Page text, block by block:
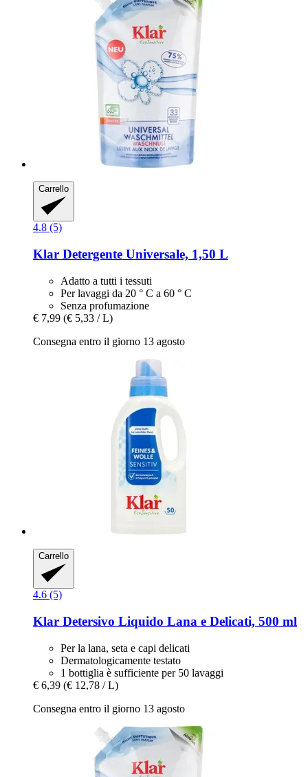
Carrello
4.8 (5)
Klar Detergente Universale, 1,50 L
Adatto a tutti i tessuti
Per lavaggi da 20 ° C a 60 ° C
Senza profumazione
€ 7,99 (€ 5,33 / L)
Consegna entro il giorno 13 agosto
Carrello
4.6 (5)
Klar Detersivo Liquido Lana e Delicati, 500 ml
Per la lana, seta e capi delicati
Dermatologicamente testato
1 bottiglia è sufficiente per 50 lavaggi
€ 6,39 (€ 12,78 / L)
Consegna entro il giorno 13 agosto